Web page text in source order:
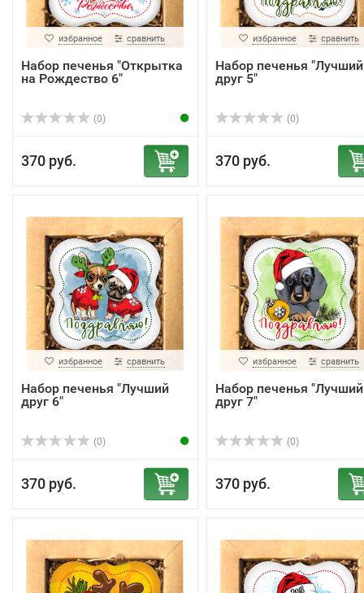
избранное сравнить
Набор печенья "Открытка
на Рождество 6"
(0)
370 руб.
избранное сравнить
Набор печенья "Лучший
друг 5"
(0)
370 руб.
избранное сравнить
Набор печенья "Лучший
друг 6"
(0)
370 руб.
избранное сравнить
Набор печенья "Лучший
друг 7"
(0)
370 руб.